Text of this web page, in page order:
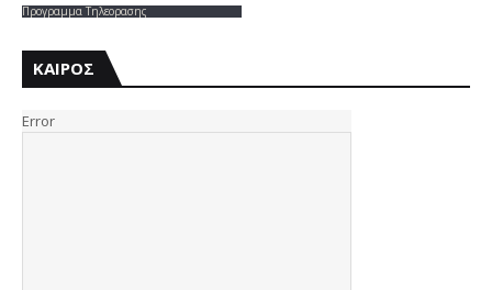
Προγραμμα Τηλεορασης
ΚΑΙΡΟΣ